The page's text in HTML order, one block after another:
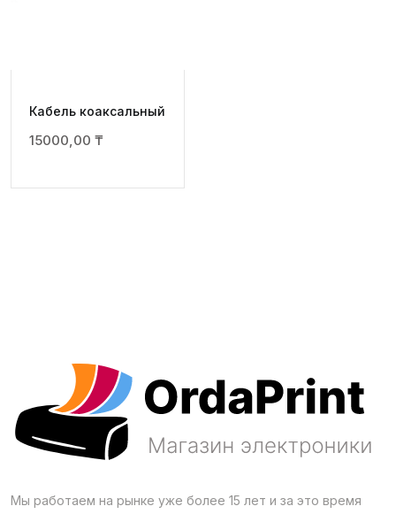
Кабель коаксальный
15000,00 ₸
Мы работаем на рынке уже более 15 лет и за это время